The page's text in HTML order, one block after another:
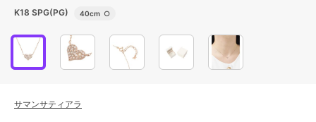
K18 SPG(PG) 40cm ○
サマンサティアラ